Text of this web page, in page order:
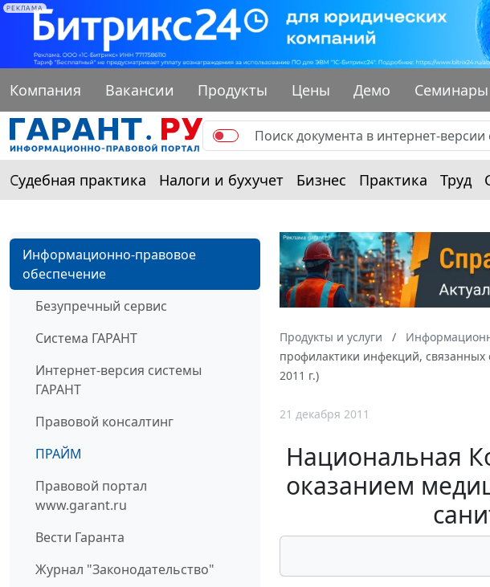
РЕКЛАМА
Компания Вакансии Продукты Цены Демо Семинары
Судебная практика Налоги и бухучет Бизнес Практика Труд
Информационно-правовое
обеспечение
Безупречный сервис
Система ГАРАНТ
Интернет-версия системы
ГАРАНТ
Правовой консалтинг
ПРАЙМ
Правовой портал
www.garant.ru
Вести Гаранта
Журнал "Законодательство"
Продукты и услуги
профилактики инфекций,
2011 г.)
21 декабря 2011
Национальная
оказанием